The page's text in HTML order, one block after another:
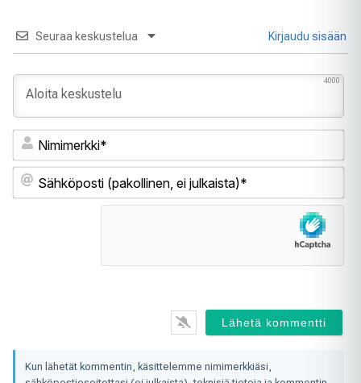
Seuraa keskustelua Kirjaudu sisään
4000
ei
Kun lähetät kommentin, käsittelemme nimimerkkiäsi,